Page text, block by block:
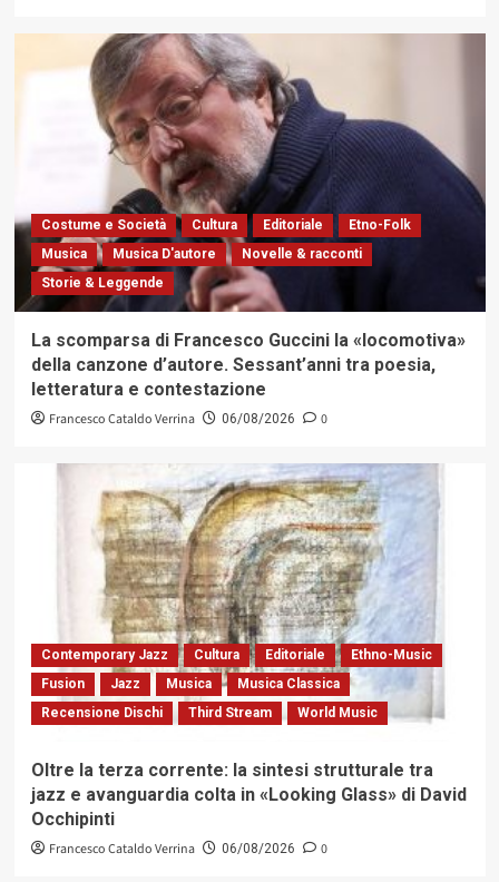
Costume e Società Cultura Editoriale
Etno-Folk
Musica
Musica D'autore
Novelle & racconti
Storie & Leggende
La scomparsa di Francesco Guccini la «locomotiva»
della canzone d’autore. Sessant’anni tra poesia,
letteratura e contestazione
Francesco Cataldo Verrina 06/08/2026 0
Contemporary Jazz Cultura Editoriale
Ethno-Music
Fusion
Jazz Musica
Musica Classica
Recensione Dischi
Third Stream World Music
Oltre la terza corrente: la sintesi strutturale tra
jazz e avanguardia colta in «Looking Glass» di David
Occhipinti
Francesco Cataldo Verrina 06/08/2026 0